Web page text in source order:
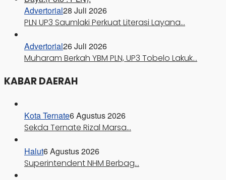
Advertorial28 Juli 2026
PLN UP3 Saumlaki Perkuat Literasi Layana…
Advertorial26 Juli 2026
Muharam Berkah YBM PLN, UP3 Tobelo Lakuk…
KABAR DAERAH
Kota Ternate6 Agustus 2026
Sekda Ternate Rizal Marsa…
Halut6 Agustus 2026
Superintendent NHM Berbag…